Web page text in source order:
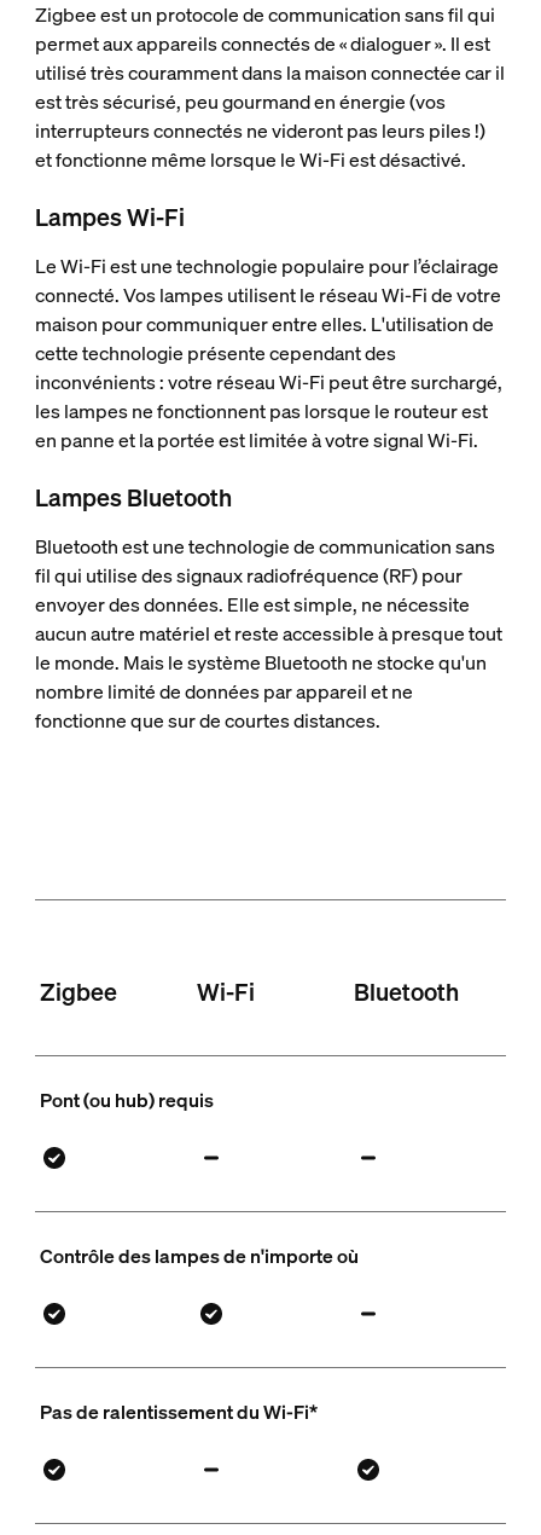
Zigbee est un protocole de communication sans fil qui
permet aux appareils connectés de « dialoguer ». Il est
utilisé très couramment dans la maison connectée car il
est très sécurisé, peu gourmand en énergie (vos
interrupteurs connectés ne videront pas leurs piles !)
et fonctionne même lorsque le Wi-Fi est désactivé.
Lampes Wi-Fi
Le Wi-Fi est une technologie populaire pour l’éclairage
connecté. Vos lampes utilisent le réseau Wi-Fi de votre
maison pour communiquer entre elles. L'utilisation de
cette technologie présente cependant des
inconvénients : votre réseau Wi-Fi peut être surchargé,
les lampes ne fonctionnent pas lorsque le routeur est
en panne et la portée est limitée à votre signal Wi-Fi.
Lampes Bluetooth
Bluetooth est une technologie de communication sans
fil qui utilise des signaux radiofréquence (RF) pour
envoyer des données. Elle est simple, ne nécessite
aucun autre matériel et reste accessible à presque tout
le monde. Mais le système Bluetooth ne stocke qu'un
nombre limité de données par appareil et ne
fonctionne que sur de courtes distances.
Zigbee Wi-Fi Bluetooth
Pont (ou hub) requis
Contrôle des lampes de n'importe où
Pas de ralentissement du Wi-Fi*